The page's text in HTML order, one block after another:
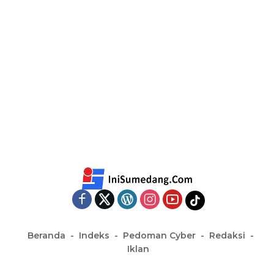
Beranda Indeks Pedoman Cyber
Redaksi
Iklan